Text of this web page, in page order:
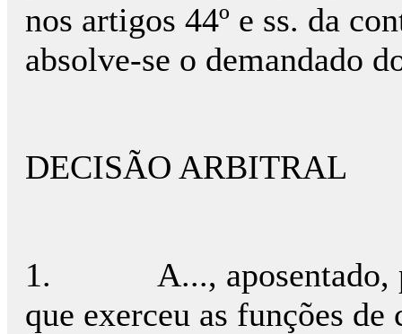
nos artigos 44º e ss. da
absolve-se o demandado
DECISÃO ARBITRAL
1.
A..., aposentado,
que exerceu as funções